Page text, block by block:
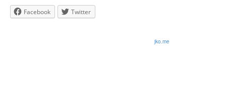
Facebook Twitter
jko.me